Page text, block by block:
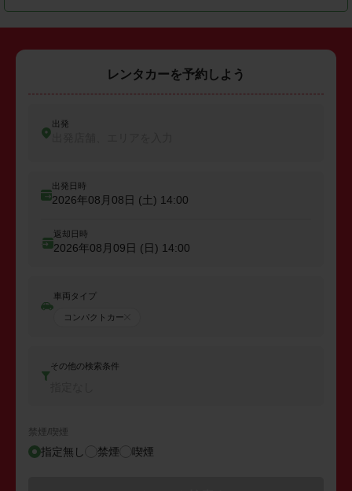
レンタカーを予約しよう
出発
出発日時
2026年08月08日 (土) 14:00
返却日時
2026年08月09日 (日) 14:00
車両タイプ
コンパクトカー
その他の検索条件
禁煙/喫煙
指定無し 禁煙 喫煙